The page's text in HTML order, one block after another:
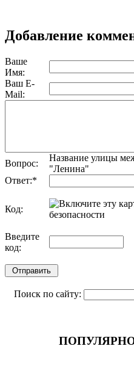
Добавление
Ваше
Имя:
Ваш E-
Mail:
Вопрос:
Название улицы
"Ленина"
Ответ:*
Код:
Введите
код:
Поиск по сайту: